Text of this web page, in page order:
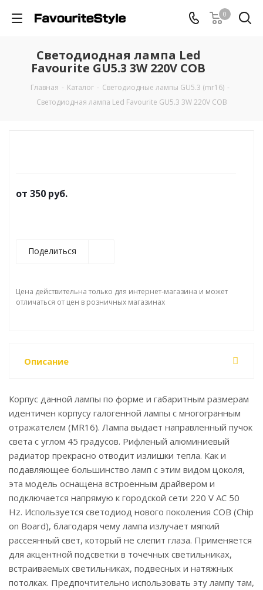
0
Светодиодная лампа Led
Favourite GU5.3 3W 220V COB
Главная - Каталог - Светодиодные лампы GU5.3 (mr16) -
Светодиодная лампа Led Favourite GU5.3 3W 220V COB
от 350 руб.
Поделиться
Цена действительна только для интернет-магазина и может
отличаться от цен в розничных магазинах
Описание
Корпус данной лампы по форме и габаритным размерам
идентичен корпусу галогенной лампы с многогранным
отражателем (MR16). Лампа выдает направленный пучок
света с углом 45 градусов. Рифленый алюминиевый
радиатор прекрасно отводит излишки тепла. Как и
подавляющее большинство ламп с этим видом цоколя,
эта модель оснащена встроенным драйвером и
подключается напрямую к городской сети 220 V AC 50
Hz. Используется светодиод нового поколения COB (Chip
on Board), благодаря чему лампа излучает мягкий
рассеянный свет, который не слепит глаза. Применяется
для акцентной подсветки в точечных светильниках,
встраиваемых светильниках, подвесных и натяжных
потолках. Предпочтительно использовать эту лампу там,